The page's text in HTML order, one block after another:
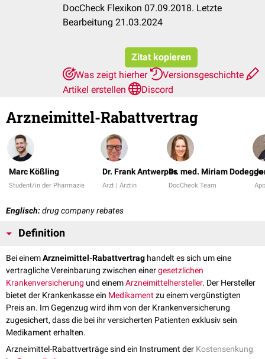
DocCheck Flexikon 07.09.2018. Letzte
Bearbeitung 21.03.2024
Zitat kopieren
Was zeigt hierher
Versionsgeschichte
Artikel erstellen
Discord
Arzneimittel-Rabattvertrag
Marc Kößling
Student/in der Pharmazie
Dr. Frank Antwerpes
Arzt | Ärztin
Dr. med. Miriam Dodegge
DocCheck Team
Englisch:drug company rebates
Definition
Bei einemArzneimittel-Rabattvertrag handelt es sich um eine
vertragliche Vereinbarung zwischen einergesetzlichen
Krankenversicherung und einemArzneimittelhersteller. Der Hersteller
bietet der Krankenkasse ein Medikamentzu einem vergünstigten
Preis an. Im Gegenzug wird ihm von der Krankenversicherung
zugesichert, dass die bei ihr versicherten Patienten exklusiv sein
Medikament erhalten.
Arzneimittel-Rabattverträge sind ein Instrument der Kostensenkung